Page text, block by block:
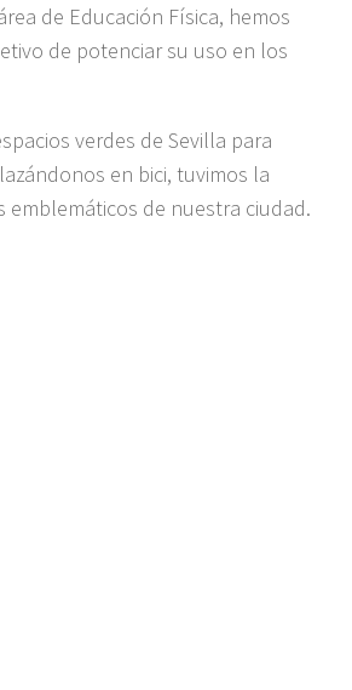
de Educación Física, hemos
de potenciar su uso en los
verdes de Sevilla para
en bici, tuvimos la
de nuestra ciudad.